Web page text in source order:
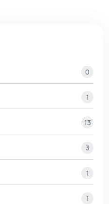
0
1
13
3
1
1